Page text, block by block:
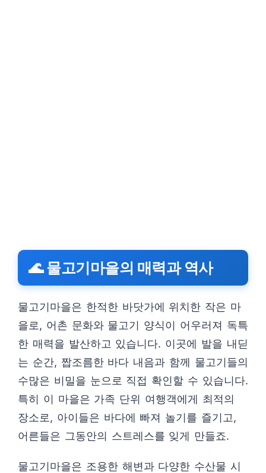
🌊 물고기마을의 매력과 역사
물고기마을은 한적한 바닷가에 위치한 작은 마
을로, 어촌 문화와 물고기 양식이 어우러져 독특
한 매력을 발산하고 있습니다. 이곳에 발을 내딛
는 순간, 짭조름한 바다 내음과 함께 물고기들의
수많은 비밀을 눈으로 직접 확인할 수 있습니다.
특히 이 마을은 가족 단위 여행객에게 최적의
장소로, 아이들은 바다에 빠져 놀기를 즐기고,
어른들은 그동안의 스트레스를 잊게 만들죠.
물고기마을은 조용한 해변과 다양한 수산물 시